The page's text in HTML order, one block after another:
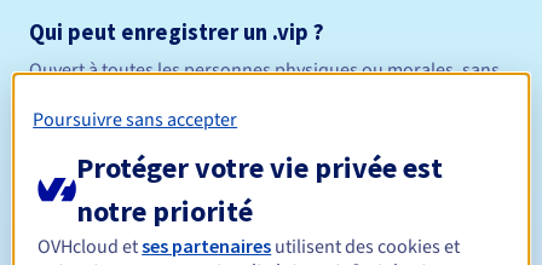
Qui peut enregistrer un .vip ?
Ouvert à toutes les personnes physiques ou morales, sans
Durée de réservation
Poursuivre sans accepter
Protéger votre vie privée est
notre priorité
OVHcloud etses partenaires utilisent des cookies et